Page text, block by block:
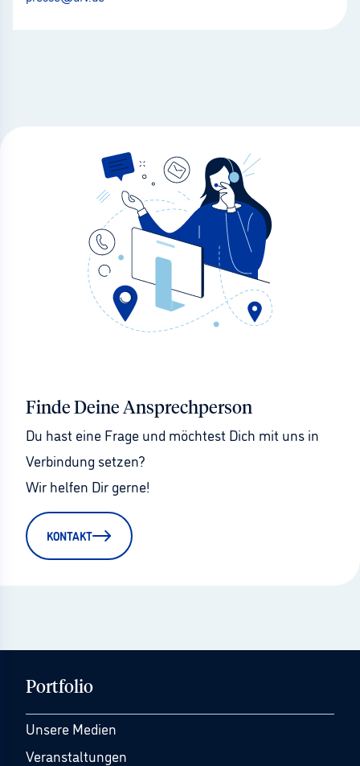
Finde Deine Ansprechperson
Du hast eine Frage und möchtest Dich mit uns in
Verbindung setzen?
Wir helfen Dir gerne!
KONTAKT
Portfolio
Unsere Medien
Veranstaltungen